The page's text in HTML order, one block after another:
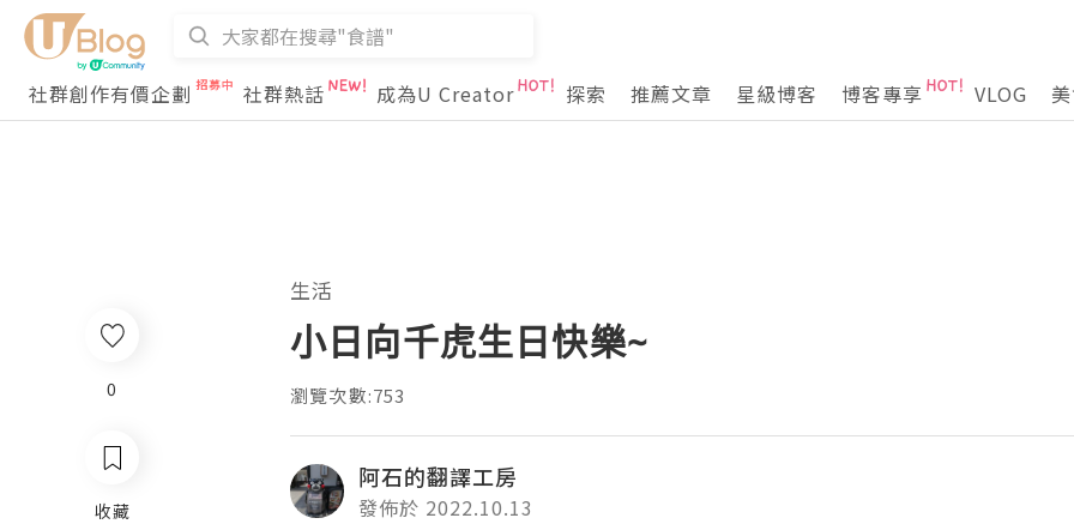
社群創作有價企劃 社群熱話 成為U Creator 探索 推薦文章 星級博客 博客專享 VLOG
生活
小日向千虎生日快樂~
瀏覽次數:753
阿石的翻譯工房
發佈於 2022.10.13
0
收藏